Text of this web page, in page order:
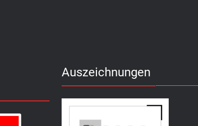
Auszeichnungen